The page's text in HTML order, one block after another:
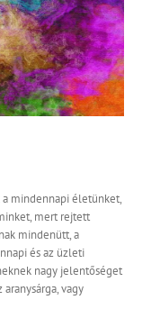
a mindennapi életünket,
mert rejtett
mindenütt, a
és az üzleti
nagy jelentőséget
vagy